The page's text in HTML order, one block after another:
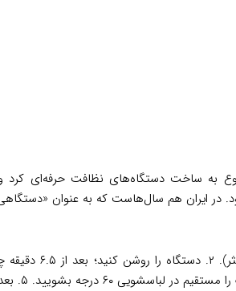
آلمان شروع به ساخت دستگاه‌های نظافت
هم سال‌هاست که به عنوان «دستگاهی که خراب